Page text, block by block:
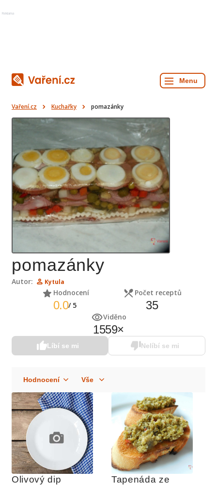
Reklama
Vaření.cz Kuchařky pomazánky
pomazánky
Autor: Kytula
Hodnocení
0.0/ 5
Počet receptů
35
Viděno
1559×
Líbí se mi Nelíbí se mi
Olivový dip
Tapenáda ze